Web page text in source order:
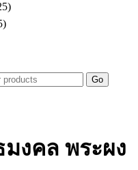
Go
งคล พระผง